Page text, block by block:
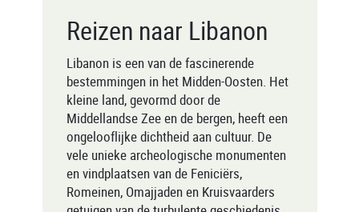
Reizen naar Libanon
Libanon is een van de fascinerende
bestemmingen in het Midden-Oosten. Het
kleine land, gevormd door de
Middellandse Zee en de bergen, heeft een
ongelooflijke dichtheid aan cultuur. De
vele unieke archeologische monumenten
en vindplaatsen van de Feniciërs,
Romeinen, Omajjaden en Kruisvaarders